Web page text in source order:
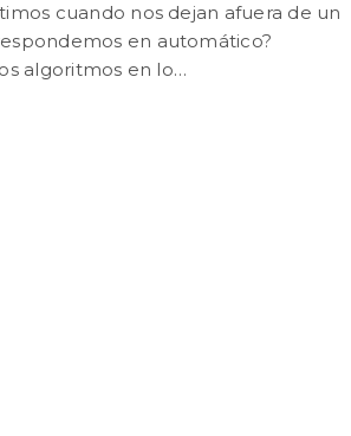
cuando nos dejan afuera de un
en automático?
algoritmos en lo…